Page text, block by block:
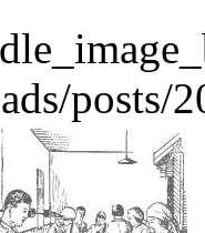
posts/